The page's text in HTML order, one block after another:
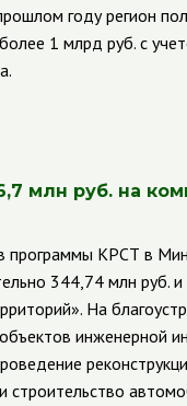
году регион
1 млрд руб. с
млн руб. на
программы КРСТ в
344,74 млн руб.
На
инженерной